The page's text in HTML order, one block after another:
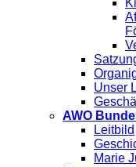
Unser
AWO
Leitbild
Marie